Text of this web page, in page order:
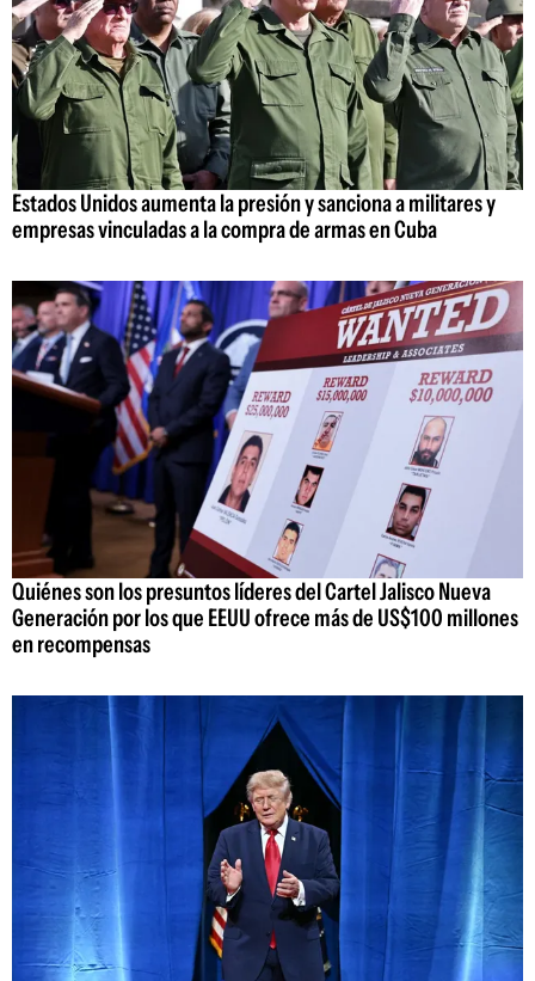
Estados Unidos aumenta la presión y sanciona a militares y
empresas vinculadas a la compra de armas en Cuba
Quiénes son los presuntos líderes del Cartel Jalisco Nueva
Generación por los que EEUU ofrece más de US$100 millones
en recompensas